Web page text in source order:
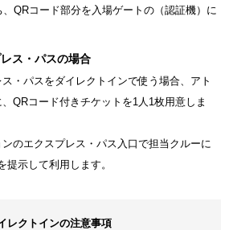
QRコード部分を入場ゲートの（認証機）に
ス・パスの場合
・パスをダイレクトインで使う場合、アト
QRコード付きチケットを1人1枚用意しま
のエクスプレス・パス入口で担当クルーに
提示して利用します。
レクトインの注意事項